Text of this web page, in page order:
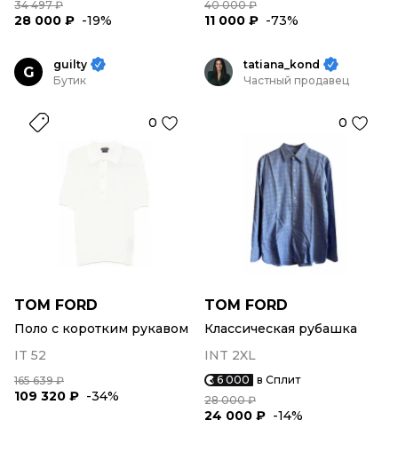
34 497 ₽
28 000 ₽ -19%
40 000 ₽
11 000 ₽ -73%
G
guilty
Бутик
0
TOM FORD
Поло с коротким рукавом
IT 52
165 639 ₽
109 320 ₽ -34%
tatiana_kond
Частный продавец
0
TOM FORD
Классическая рубашка
INT 2XL
6 000 в Сплит
28 000 ₽
24 000 ₽ -14%